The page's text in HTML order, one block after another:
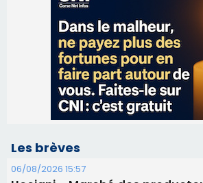
Les brèves
06/08/2026 15:57